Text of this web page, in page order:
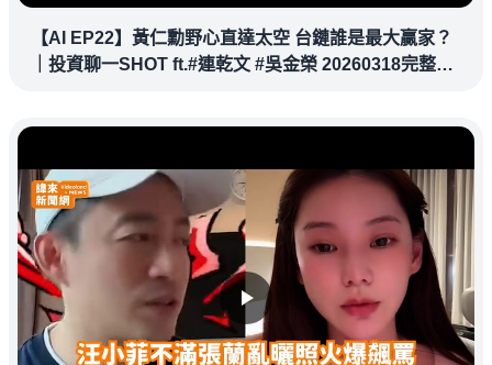
【AI EP22】黃仁勳野心直達太空 台鏈誰是最大贏家？
｜投資聊一SHOT ft.#連乾文 #吳金榮 20260318完整版